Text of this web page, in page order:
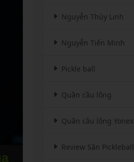
Nguyễn Thùy Linh
Nguyễn Tiến Minh
Pickle ball
Quần cầu lông
Quần cầu lông Yonex
Review Sân Pickleball